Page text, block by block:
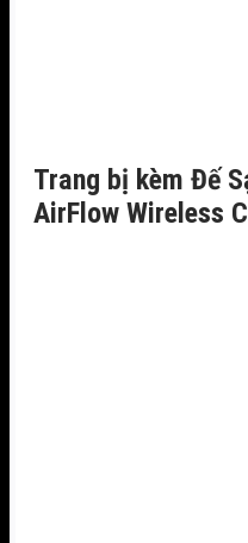
Trang bị kèm Đế
AirFlow Wireless